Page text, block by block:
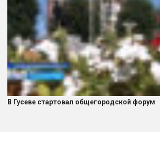
В Гусеве стартовал общегородской форум